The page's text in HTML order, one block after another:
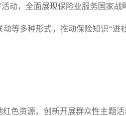
动， 全面展现保险业服务国家战
等多种形式，推动保险知识“进
红色资源，创新开展群众性主题